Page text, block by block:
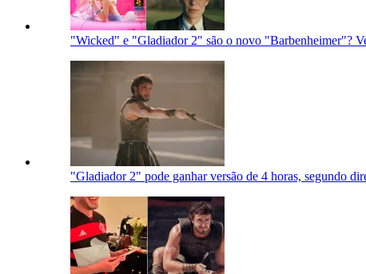
"Wicked" e "Gladiador 2" são o novo "Barbenheimer"?
"Gladiador 2" pode ganhar versão de 4 horas, segundo